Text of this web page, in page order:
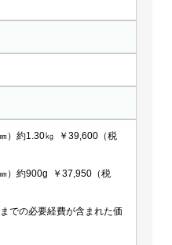
）約1.30㎏ ￥39,600（税
）約900g ￥37,950（税
での必要経費が含まれた価